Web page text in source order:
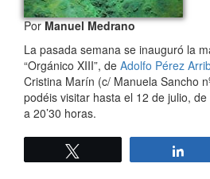
PorManuel Medrano
La pasada semana se inauguró la
“Orgánico XIII”, de Adolfo Pérez
Cristina Marín (c/ Manuela Sancho
podéis visitar hasta el 12 de julio,
a 20’30 horas.